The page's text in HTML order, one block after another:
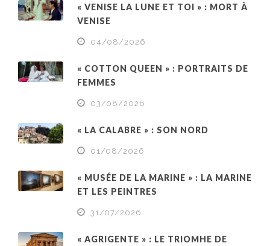
« VENISE LA LUNE ET TOI » : MORT À
VENISE
04/08/2026
« COTTON QUEEN » : PORTRAITS DE
FEMMES
03/08/2026
« LA CALABRE » : SON NORD
01/08/2026
« MUSÉE DE LA MARINE » : LA MARINE
ET LES PEINTRES
31/07/2026
« AGRIGENTE » : LE TRIOMHE DE